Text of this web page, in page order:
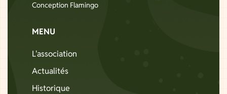
Conception Flamingo
MENU
L'association
Actualités
Historique